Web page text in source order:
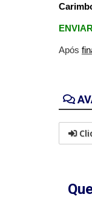
Após